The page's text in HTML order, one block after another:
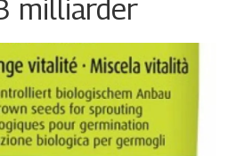
milliarder